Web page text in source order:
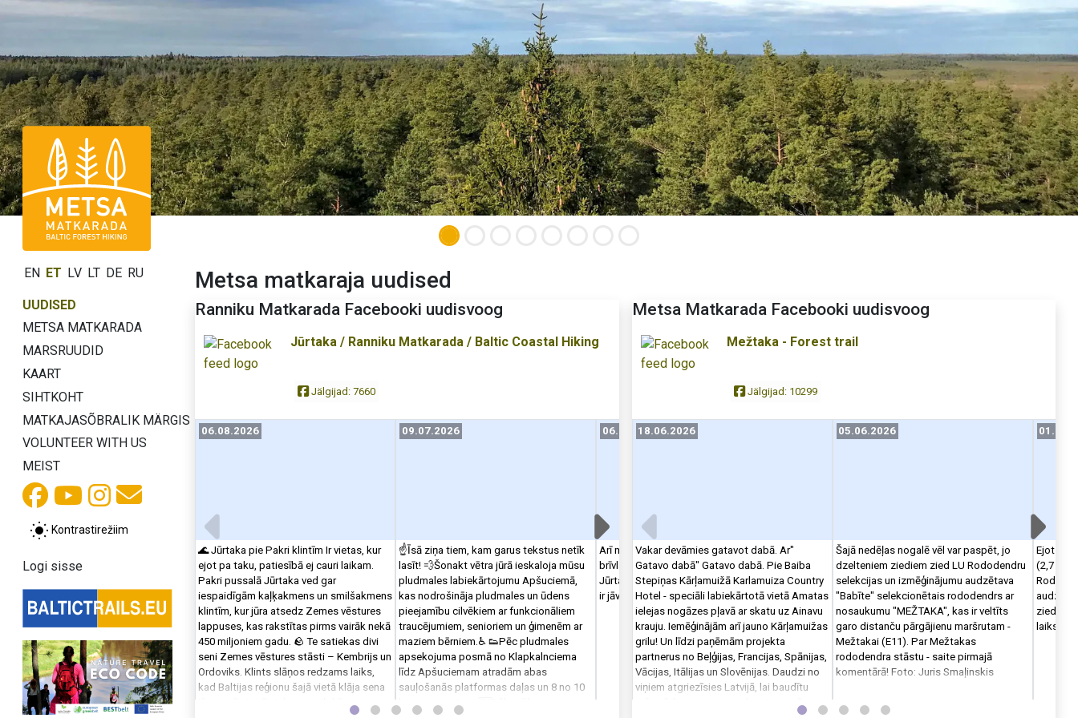
EN ET LV LT DE RU
UUDISED
METSA MATKARADA
MARSRUUDID
KAART
SIHTKOHT
MATKAJASÕBRALIK MÄRGIS
VOLUNTEER WITH US
MEIST
Kontrastirežiim
Logi sisse
Metsa matkaraja uudised
Ranniku Matkarada Facebooki uudisvoog
Jūrtaka / Ranniku Matkarada / Baltic Coastal Hiking
Jälgijad: 7660
06.08.2026
🌊 Jūrtaka pie Pakri klintīm Ir vietas, kur
ejot pa taku, patiesībā ej cauri laikam.
Pakri pussalā Jūrtaka ved gar
iespaidīgām kaļķakmens un smilšakmens
klintīm, kur jūra atsedz Zemes vēstures
lappuses, kas rakstītas pirms vairāk nekā
450 miljoniem gadu. 🪨 Te satiekas divi
seni Zemes vēstures stāsti – Kembrijs un
Ordoviks. Klints slāņos redzams laiks,
kad Baltijas reģionu šajā vietā klāja sena
09.07.2026
☝️Īsā ziņa tiem, kam garus tekstus netīk
lasīt! 💨Šonakt vētra jūrā ieskaloja mūsu
pludmales labiekārtojumu Apšuciemā,
kas nodrošināja pludmales un ūdens
pieejamību cilvēkiem ar funkcionāliem
traucējumiem, senioriem un ģimenēm ar
maziem bērniem.♿️ 👟Pēc pludmales
apsekojuma posmā no Klapkalnciema
līdz Apšuciemam atradām abas
sauļošanās platformas daļas un 8 no 10
06.07.2026
Arī mēs noteikti iesakām vasaras
brīvlaikā kopā ar bērniem noiet kādu no
Jūrtakas posmiem – foršas atmiņas taču
ir jāveido! 😊
27.06.2026
ŽERĀRA DONIS Juncus garardi. Latvijā
sastopams tikai jūras piekrastē, vai tās
tuvumā. Aug piejūras pļavās, liedagā,
starpkāpu ieplakās. Aizsargājama suga.
Šobrīd Vidzemes piekrastes piejūras
pļavās zied skaistiem ziediem.
05.06.2026
Šajā nedēļas
dzelteniem
selekcijas un
"Babīte"
nosaukumu
garo distanču
Rododendru
Metsa Matkarada Facebooki uudisvoog
Mežtaka - Forest trail
Jälgijad: 10299
18.06.2026
Vakar devāmies gatavot dabā. Ar"
Gatavo dabā" Gatavo dabā. Pie Baiba
Stepiņas Kārļamuižā Karlamuiza Country
Hotel - speciāli labiekārtotā vietā Amatas
ielejas nogāzes pļavā ar skatu uz Ainavu
krauju. Iemēģinājām arī jauno Kārļamuižas
grilu! Un līdzi paņēmām projekta
partnerus no Beļģijas, Francijas, Spānijas,
Vācijas, Itālijas un Slovēnijas. Daudzi no
viņiem atgriezīsies Latvijā, lai baudītu
05.06.2026
Šajā nedēļas nogalē vēl var paspēt, jo
dzelteniem ziediem zied LU Rododendru
selekcijas un izmēģinājumu audzētava
"Babīte" selekcionētais rododendrs ar
nosaukumu "MEŽTAKA", kas ir veltīts
garo distanču pārgājienu maršrutam -
Mežtakai (E11). Par Mežtakas
rododendra stāstu - saite pirmajā
komentārā! Foto: Juris Smaļinskis
Ejot pa
(2,7 km)
zied
laiks!